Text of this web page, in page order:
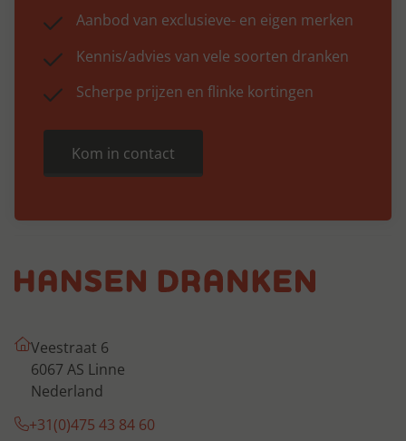
Aanbod van exclusieve- en eigen merken
Kennis/advies van vele soorten dranken
Scherpe prijzen en flinke kortingen
Kom in contact
Veestraat 6
6067 AS Linne
Nederland
+31(0)475 43 84 60